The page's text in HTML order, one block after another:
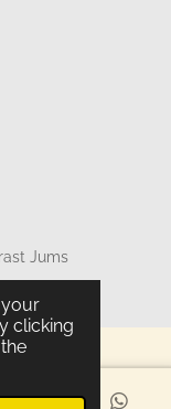
clicking
Jums